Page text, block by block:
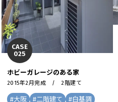
CASE
025
ホビーガレージのある家
2015年2月完成 / 2階建て
#大阪 #二階建て #白基調